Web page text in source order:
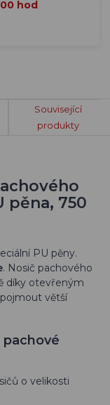
hod
Související
produkty
pěna, 750
PU pěny.
. Nosič pachového
díky otevřeným
větší
pachové
o velikosti